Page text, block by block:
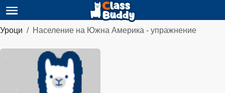
Уроци Население на Южна Америка - упражнение